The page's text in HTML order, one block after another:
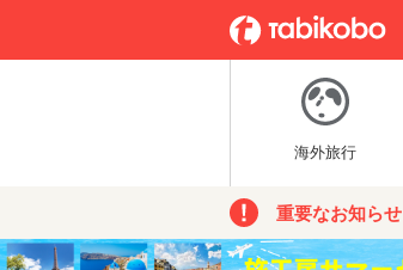
海外旅行
重要なお知らせ